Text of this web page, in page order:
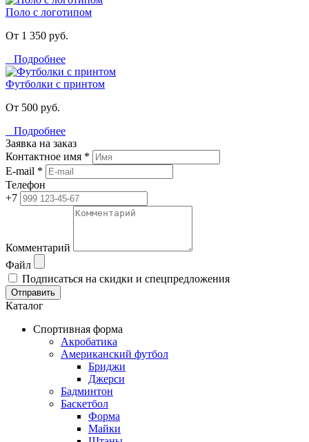
Поло с логотипом
От 1 350 руб.
Подробнее
Футболки с принтом
От 500 руб.
Подробнее
Заявка на заказ
Контактное имя *
E-mail *
Телефон
+7
Комментарий
Файл
Подписаться на скидки и спецпредложения
Отправить
Каталог
Спортивная форма
Акробатика
Американский футбол
Бриджи
Джерси
Бадминтон
Баскетбол
Форма
Майки